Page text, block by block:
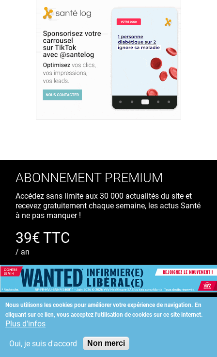
Nous utilisons les cookies pour améliorer votre expérience de navigation. En
cliquant sur ce lien, vous acceptez l'utilisation de cookies sur ce site internet.
Plus d'infos
Oui, je suis d'accord Non merci
ABONNEMENT PREMIUM
Accédez sans limite aux 30 000 actualités du site et
recevez gratuitement chaque semaine, les actus Santé
à ne pas manquer !
39€ TTC
/ an
S'ABONNER
Copyright©2026 ALLIEDHEALTH
KAURIWEB